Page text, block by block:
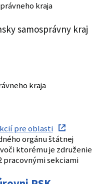
kraja
kraja
pre oblasti
orgánu štátnej
ktorému je združenie
pracovnými sekciami